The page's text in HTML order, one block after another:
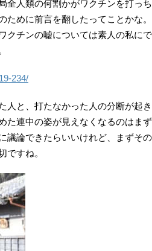
全人類の何割かがワクチンを打っ
ために前言を翻したってことかな
クチンの嘘については素人の私に
234/
人と、打たなかった人の分断が起き
た連中の姿が見えなくなるのはまず
議論できたらいいけれど、まずそ
ですね。